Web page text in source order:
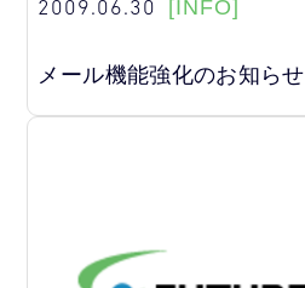
2009.06.30 [INFO]
メール機能強化のお知らせ